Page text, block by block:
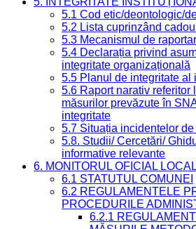
5.1 Cod etic/deontologic/
5.2 Lista cuprinzând
5.3 Mecanismul de
5.4 Declarația privind
integritate organizațională
5.5 Planul de integritate al
5.6 Raport narativ referitor
măsurilor prevăzute în
integritate
5.7 Situația incidentelor
5.8. Studii/ Cercetări/
informative relevante
6. MONITORUL OFICIAL LOCAL
6.1 STATUTUL COMUNEI
6.2 REGULAMENTELE
PROCEDURILE
6.2.1